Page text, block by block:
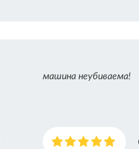
машина неубиваема!